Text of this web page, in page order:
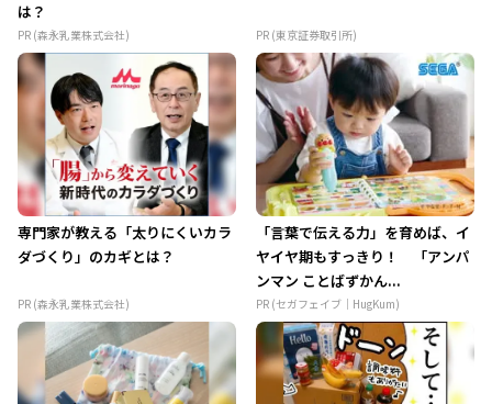
は？
PR (森永乳業株式会社) PR (東京証券取引所)
専門家が教える「太りにくいカラ
ダづくり」のカギとは？
PR (森永乳業株式会社)
「言葉で伝える力」を育めば、イ
ヤイヤ期もすっきり！ 「アンパ
ンマン ことばずかん...
PR (セガフェイブ｜HugKum)